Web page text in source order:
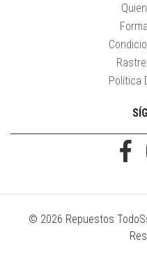
Política
© 2026 Repuestos